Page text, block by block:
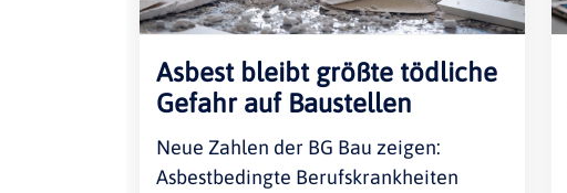
Asbest bleibt größte tödliche
Gefahr auf Baustellen
Neue Zahlen der BG Bau zeigen:
Asbestbedingte Berufskrankheiten